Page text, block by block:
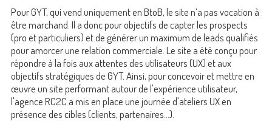
Pour GYT, qui vend uniquement en BtoB, le site n’a pas vocation à
être marchand. Il a donc pour objectifs de capter les prospects
(pro et particuliers) et de générer un maximum de leads qualifiés
pour amorcer une relation commerciale. Le site a été conçu pour
répondre à la fois aux attentes des utilisateurs (UX) et aux
objectifs stratégiques de GYT. Ainsi, pour concevoir et mettre en
œuvre un site performant autour de l'expérience utilisateur,
l'agence RC2C a mis en place une journée d'ateliers UX en
présence des cibles (clients, partenaires...).